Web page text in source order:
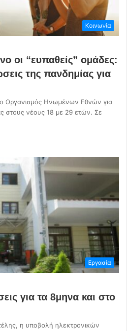
Κοινωνία
οι “ευπαθείς” ομάδες:
της πανδημίας για
ο Οργανισμός Ηνωμένων Εθνών για
στους νέους 18 με 29 ετών. Σε
Εργασία
για τα 8μηνα και στο
η υποβολή ηλεκτρονικών